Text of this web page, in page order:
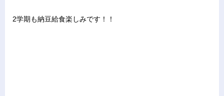
2学期も納豆給食楽しみです！！